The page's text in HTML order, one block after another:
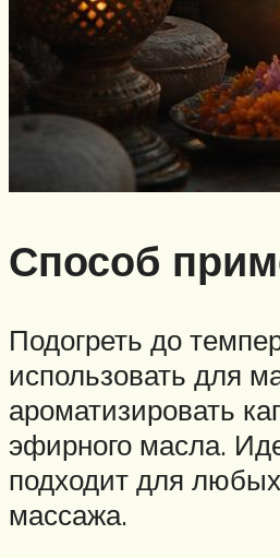
Способ
Подогреть до
использовать для
ароматизировать
эфирного масла.
подходит для
массажа.